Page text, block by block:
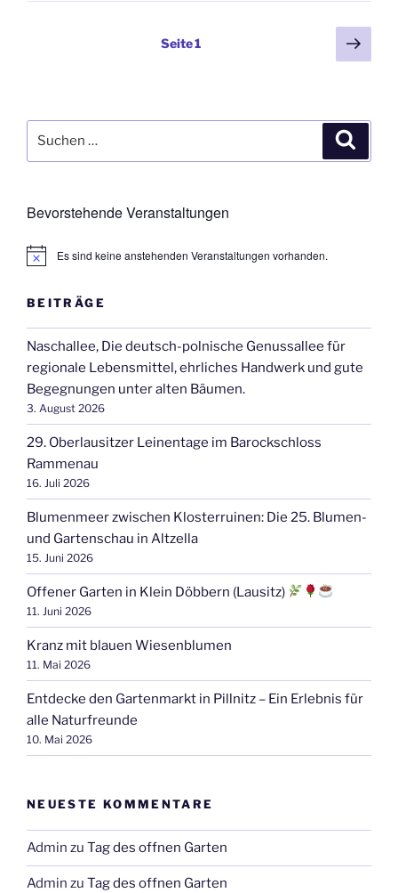
Seitennummerierung
Seite1
nach:
Bevorstehende Veranstaltungen
H
w
i
s
Es sind keine anstehenden Veranstaltungen vorhanden.
BEITRÄGE
Naschallee, Die deutsch-polnische Genussallee für
regionale Lebensmittel, ehrliches Handwerk und gute
Begegnungen unter alten Bäumen.
3. August 2026
29. Oberlausitzer Leinentage im Barockschloss
Rammenau
16. Juli 2026
Blumenmeer zwischen Klosterruinen: Die 25. Blumen-
und Gartenschau in Altzella
15. Juni 2026
Offener Garten in Klein Döbbern (Lausitz)
11. Juni 2026
Kranz mit blauen Wiesenblumen
11. Mai 2026
Entdecke den Gartenmarkt in Pillnitz – Ein Erlebnis für
alle Naturfreunde
10. Mai 2026
NEUESTE KOMMENTARE
Admin zu Tag des offnen Garten
Admin zu Tag des offnen Garten